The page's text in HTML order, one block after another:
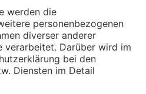
werden die
personenbezogenen
diverser anderer
verarbeitet. Darüber wird im
bei den
Diensten im Detail